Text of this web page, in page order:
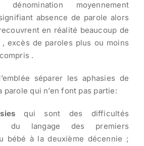
moyennement
absence de parole alors
en réalité beaucoup de
excès de paroles plus ou moins
.
séparer les aphasies de
qui n’en font pas partie:
qui sont des difficultés
du langage des premiers
bébé à la deuxième décennie ;